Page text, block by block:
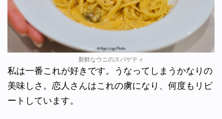
新鮮なウニのスパゲティ
私は一番これが好きです。うなってしまうかなりの
美味しさ。恋人さんはこれの虜になり、何度もリピ
ートしています。